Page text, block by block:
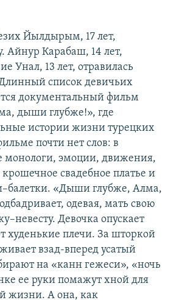
Йылдырым, 17 лет,
Айнур Карабаш, 14 лет,
Унал, 13 лет, отравилась
список девичьих
документальный фильм
дыши глубже!», где
истории жизни турецких
почти нет слов: в
монологи, эмоции, движения,
свадебное платье и
«Дыши глубже, Алма,
одевая, мать свою
Девочка опускает
худенькие плечи. За шторкой
взад-вперед усатый
на «канн гежеси», «ночь
ее руки помажут хной для
жизни. А она, как